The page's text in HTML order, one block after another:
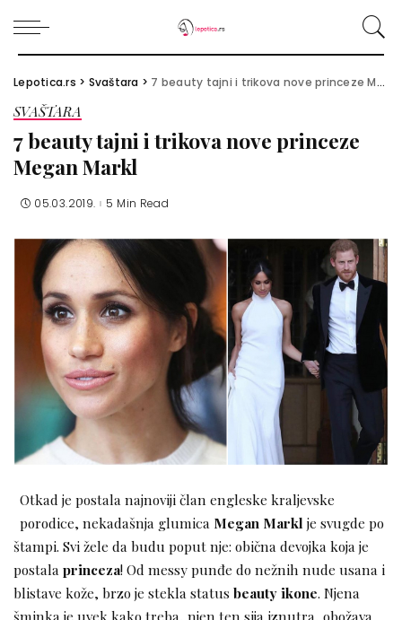
Lepotica.rs > Svaštara > 7 beauty tajni i trikova nove princeze Megan Markl
SVAŠTARA
7 beauty tajni i trikova nove princeze
Megan Markl
05.03.2019. 5 Min Read
Otkad je postala najnoviji član engleske kraljevske
porodice, nekadašnja glumica Megan Markl je svugde po
štampi. Svi žele da budu poput nje: obična devojka koja je
postala princeza! Od messy punđe do nežnih nude usana i
blistave kože, brzo je stekla status beauty ikone. Njena
šminka je uvek kako treba, njen ten sija iznutra, obožava